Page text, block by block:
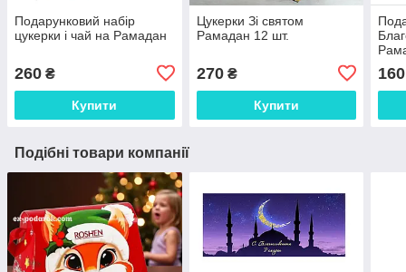
Подарунковий набір
цукерки і чай на Рамадан
260 ₴
Купити
Цукерки Зі святом
Рамадан 12 шт.
270₴
Купити
160
Подібні товари компанії